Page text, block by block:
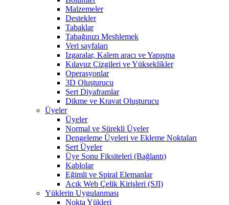
Malzemeler
Destekler
Tabaklar
Tabağınızı Meshlemek
Veri sayfaları
Izgaralar, Kalem aracı ve Yapışma
Kılavuz Çizgileri ve Yükseklikler
Operasyonlar
3D Oluşturucu
Sert Diyaframlar
Dikme ve Kravat Oluşturucu
Üyeler
Üyeler
Normal ve Sürekli Üyeler
Dengeleme Üyeleri ve Ekleme Noktaları
Sert Üyeler
Üye Sonu Fiksiteleri (Bağlantı)
Kablolar
Eğimli ve Spiral Elemanlar
Açık Web Çelik Kirişleri (SJI)
Yüklerin Uygulanması
Nokta Yükleri